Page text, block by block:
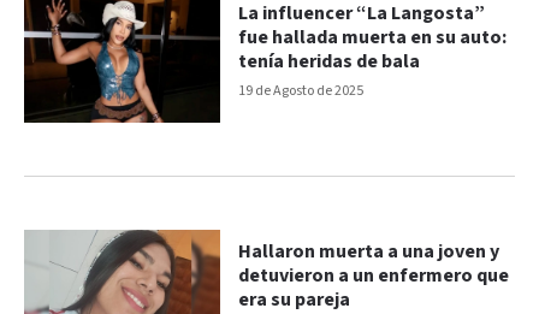
19 de Agosto de 2025
La influencer “La Langosta”
fue hallada muerta en su auto:
tenía heridas de bala
Hallaron muerta a una joven y
detuvieron a un enfermero que
era su pareja